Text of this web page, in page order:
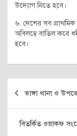
উদ্যোগ নিতে হবে।
৬. দেশের সব প্রাথমিক
অবিলম্বে বাতিল করে
হবে।
navigation
ভাঙ্গা থানা ও
বিতর্কিত ওয়াকফ